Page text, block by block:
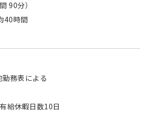
90分）
40時間
務表による
給休暇日数10日